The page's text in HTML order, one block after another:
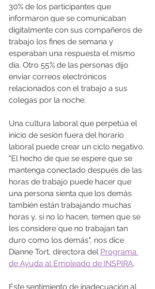
30% de los participantes que
informaron que se comunicaban
digitalmente con sus compañeros de
trabajo los fines de semana y
esperaban una respuesta el mismo
día. Otro 55% de las personas dijo
enviar correos electrónicos
relacionados con el trabajo a sus
colegas por la noche.
Una cultura laboral que perpetúa el
inicio de sesión fuera del horario
laboral puede crear un ciclo negativo.
"El hecho de que se espere que se
mantenga conectado después de las
horas de trabajo puede hacer que
una persona sienta que los demás
también están trabajando muchas
horas y, si no lo hacen, temen que se
les considere que no trabajan tan
duro como los demás", nos dice
Dianne Tort, directora del Programa
de Ayuda al Empleado de INSPIRA.
Este sentimiento de inadecuación al